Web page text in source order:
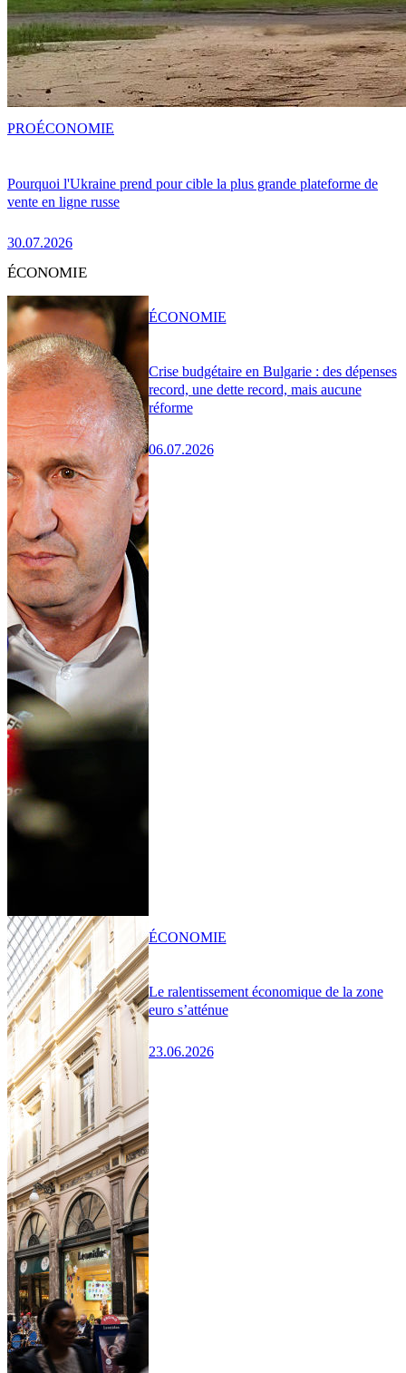
Pourquoi l'Ukraine prend pour cible la plus grande plateforme de
vente en ligne russe
30.07.2026
PROÉCONOMIE
ÉCONOMIE
Crise budgétaire en Bulgarie : des dépenses
record, une dette record, mais aucune
réforme
06.07.2026
ÉCONOMIE
Le ralentissement économique de la zone
euro s’atténue
23.06.2026
ÉCONOMIE